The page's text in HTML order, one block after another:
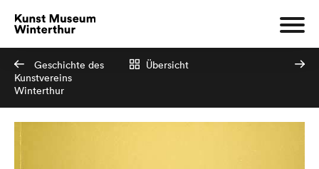
Geschichte des
Kunstvereins
Winterthur
Übersicht